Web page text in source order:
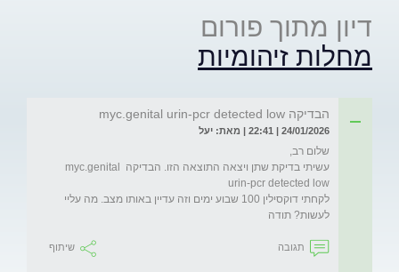
דיון מתוך פורום
מחלות זיהומיות
הבדיקה myc.genital urin-pcr detected low
24/01/2026 | 22:41 | מאת: יעל
עשיתי בדיקת שתן ויצאה התוצאה הזו. הבדיקה myc.genital
לקחתי דוקסילין 100 שבוע ימים וזה עדיין באותו מצב. מה עליי
לעשות? תודה
תגובה שיתוף